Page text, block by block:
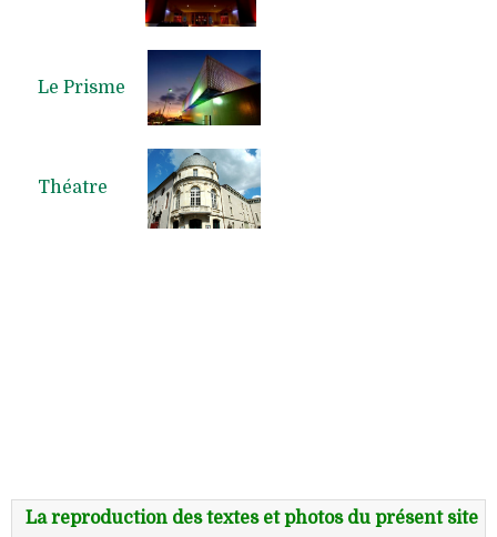
Le Prisme
Théatre
La reproduction des textes et photos du présent site